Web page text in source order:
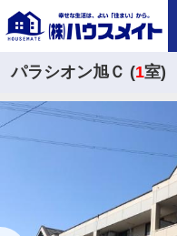
パラシオン旭Ｃ (1室)